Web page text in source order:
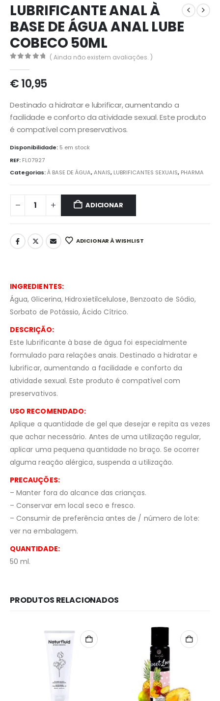
LUBRIFICANTE ANAL À
BASE DE ÁGUA ANAL LUBE
COBECO 50ML
( Ainda não existem avaliações. )
€10,95
Destinado a hidratar e lubrificar, aumentando a
facilidade e conforto da atividade sexual. Este produto
é compatível com preservativos.
Disponibilidade: 5 em stock
REF: FL07927
Categorias:À BASE DE ÁGUA,ANAIS, LUBRIFICANTES SEXUAIS, PHARMA
ADICIONAR
ADICIONAR À WISHLIST
INGREDIENTES:
Água, Glicerina, Hidroxietilcelulose, Benzoato de Sódio,
Sorbato de Potássio, Ácido Cítrico.
DESCRIÇÃO:
Este lubrificante à base de água foi especialmente
formulado para relações anais. Destinado a hidratar e
lubrificar, aumentando a facilidade e conforto da
atividade sexual. Este produto é compatível com
preservativos.
USO RECOMENDADO:
Aplique a quantidade de gel que desejar e repita as vezes
que achar necessário. Antes de uma utilização regular,
aplicar uma pequena quantidade no braço. Se ocorrer
alguma reação alérgica, suspenda a utilização.
PRECAUÇÕES:
– Manter fora do alcance das crianças.
– Conservar em local seco e fresco.
– Consumir de preferência antes de / número de lote:
ver na embalagem.
QUANTIDADE:
50 ml.
PRODUTOS RELACIONADOS
Redes Sociais